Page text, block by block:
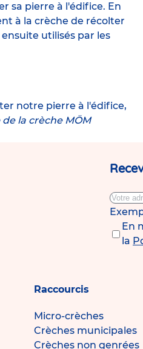
sa pierre à l'édifice. En
à la crèche de récolter
utilisés par les
notre pierre à l'édifice,
la crèche MÖM
En
la
Raccourcis
Micro-crèches
Crèches municipales
Crèches non genrées